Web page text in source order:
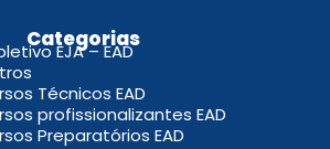
Categorias
EJA – EAD
Técnicos EAD
profissionalizantes EAD
Preparatórios EAD